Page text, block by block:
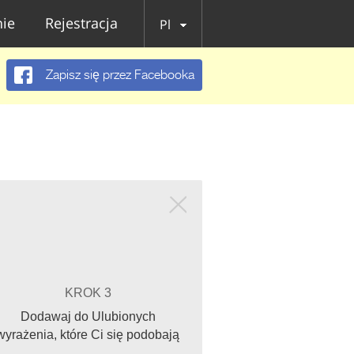
Rejestracja Pl
Zapisz się przez Facebooka
KROK 3
Dodawaj do Ulubionych
które Ci się podobają